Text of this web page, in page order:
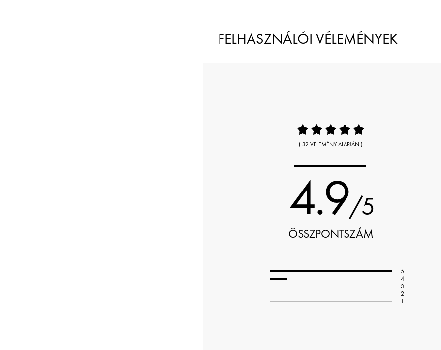
FELHASZNÁLÓI VÉLEMÉNYEK
( 32 VÉLEMÉNY ALAPJÁN )
4.9/5
ÖSSZPONTSZÁM
5
4
3
2
1